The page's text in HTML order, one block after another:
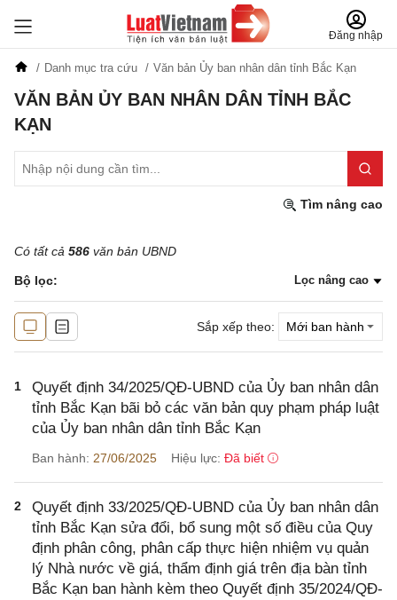
Đăng nhập
Danh mục tra cứu Văn bản Ủy ban nhân dân tỉnh Bắc Kạn
VĂN BẢN ỦY BAN NHÂN DÂN TỈNH BẮC
KẠN
Tìm nâng cao
Có tất cả 586 văn bản UBND
Bộ lọc: Lọc nâng cao
Sắp xếp theo:
1
Quyết định 34/2025/QĐ-UBND của Ủy ban nhân dân
tỉnh Bắc Kạn bãi bỏ các văn bản quy phạm pháp luật
của Ủy ban nhân dân tỉnh Bắc Kạn
Ban hành: 27/06/2025 Hiệu lực: Đã biết
2
Quyết định 33/2025/QĐ-UBND của Ủy ban nhân dân
tỉnh Bắc Kạn sửa đổi, bổ sung một số điều của Quy
định phân công, phân cấp thực hiện nhiệm vụ quản
lý Nhà nước về giá, thẩm định giá trên địa bàn tỉnh
Bắc Kạn ban hành kèm theo Quyết định 35/2024/QĐ-